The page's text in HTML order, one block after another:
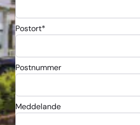
Postort*
Postnummer
Meddelande